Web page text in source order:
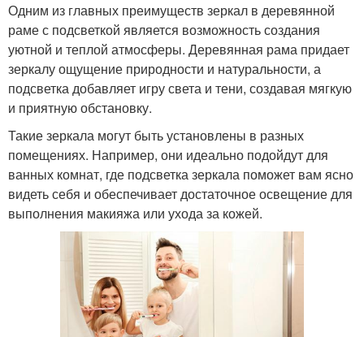
Одним из главных преимуществ зеркал в деревянной
раме с подсветкой является возможность создания
уютной и теплой атмосферы. Деревянная рама придает
зеркалу ощущение природности и натуральности, а
подсветка добавляет игру света и тени, создавая мягкую
и приятную обстановку.
Такие зеркала могут быть установлены в разных
помещениях. Например, они идеально подойдут для
ванных комнат, где подсветка зеркала поможет вам ясно
видеть себя и обеспечивает достаточное освещение для
выполнения макияжа или ухода за кожей.